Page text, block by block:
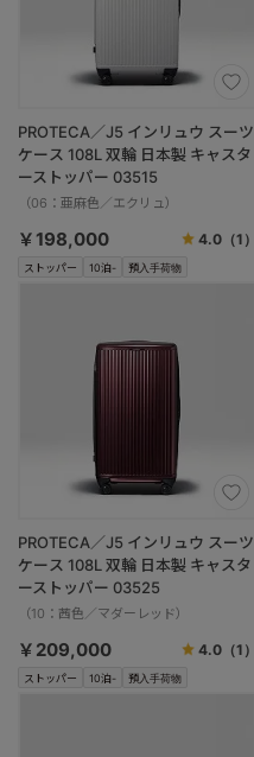
ストッパー 10泊- 預入手荷物
PROTECA／J5 インリュウ スーツ
ケース 108L 双輪 日本製 キャスタ
ーストッパー 03515
（06：亜麻色／エクリュ）
￥198,000 4.0（1）
ストッパー 10泊- 預入手荷物
PROTECA／J5 インリュウ スーツ
ケース 108L 双輪 日本製 キャスタ
ーストッパー 03525
（10：茜色／マダーレッド）
￥209,000 4.0（1）